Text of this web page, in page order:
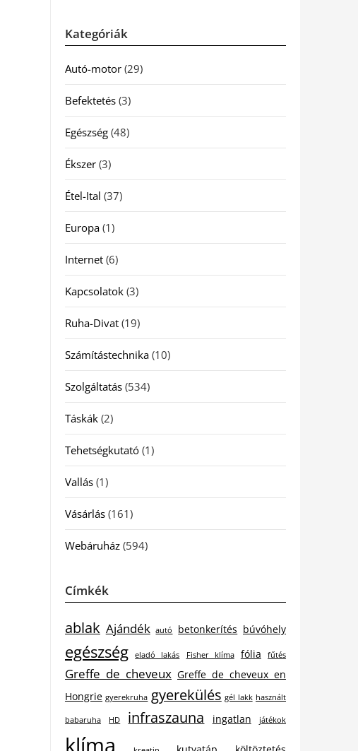
Kategóriák
Autó-motor(29)
Befektetés(3)
Egészség(48)
Ékszer(3)
Étel-Ital (37)
Europa(1)
Internet(6)
Kapcsolatok(3)
Ruha-Divat(19)
Számítástechnika(10)
Szolgáltatás(534)
Táskák(2)
Tehetségkutató(1)
Vallás(1)
Vásárlás(161)
Webáruház(594)
Címkék
ablak Ajándék autó betonkerítés búvóhely
egészség eladó lakás Fisher klíma fólia fűtés
Greffe de cheveux Greffe de cheveux en
Hongrie gyerekruha gyerekülés gél lakk használt
babaruha HD infraszauna ingatlan játékok
klíma